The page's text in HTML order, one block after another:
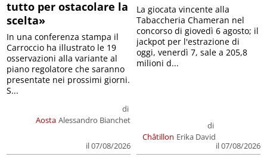
tutto per ostacolare la
scelta»
Aosta
di
Alessandro Bianchet
il 07/08/2026
In una conferenza stampa il
Carroccio ha illustrato le 19
osservazioni alla variante al
piano regolatore che saranno
presentate nei prossimi giorni.
S...
Châtillon
di
Erika David
il 07/08/2026
La giocata vincente alla
Tabaccheria Chameran nel
concorso di giovedì 6 agosto; il
jackpot per l'estrazione di
oggi, venerdì 7, sale a 205,8
milioni d...